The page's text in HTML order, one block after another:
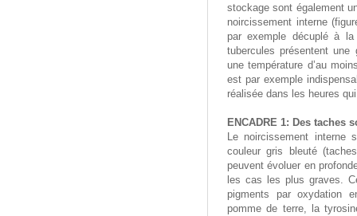
stockage sont également
noircissement interne
par exemple décuplé à
tubercules présentent
une température d’au
est par exemple
réalisée dans les heures
ENCADRE 1: Des taches
Le noircissement interne
couleur gris bleuté
peuvent évoluer en
les cas les plus graves.
pigments par oxydation
pomme de terre, la